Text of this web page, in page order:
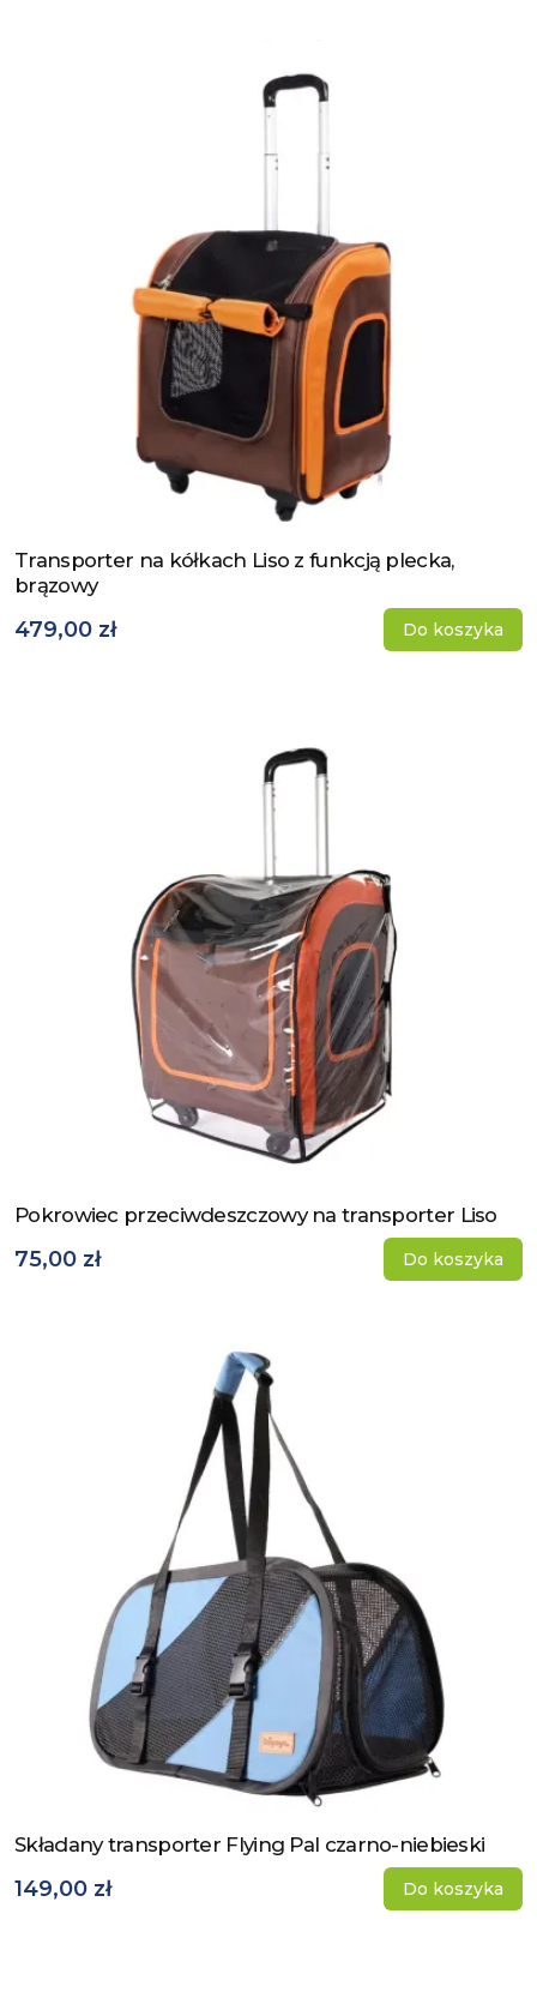
Zobacz produkt
Transporter na kółkach Liso z funkcją plecka,
brązowy
479,00 zł Do koszyka
Zobacz produkt
Pokrowiec przeciwdeszczowy na transporter Liso
75,00 zł Do koszyka
Zobacz produkt
Składany transporter Flying Pal czarno-niebieski
149,00 zł Do koszyka